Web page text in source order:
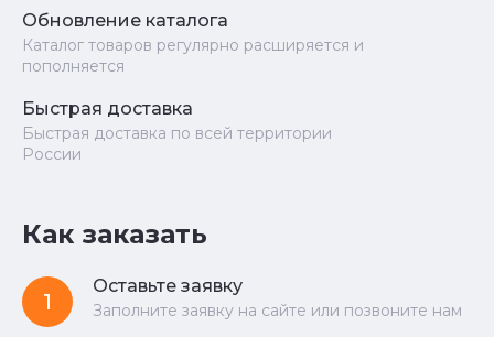
Обновление каталога
Каталог товаров регулярно расширяется и
пополняется
Быстрая доставка
Быстрая доставка по всей территории
России
Как заказать
1
Оставьте заявку
Заполните заявку на сайте или позвоните нам